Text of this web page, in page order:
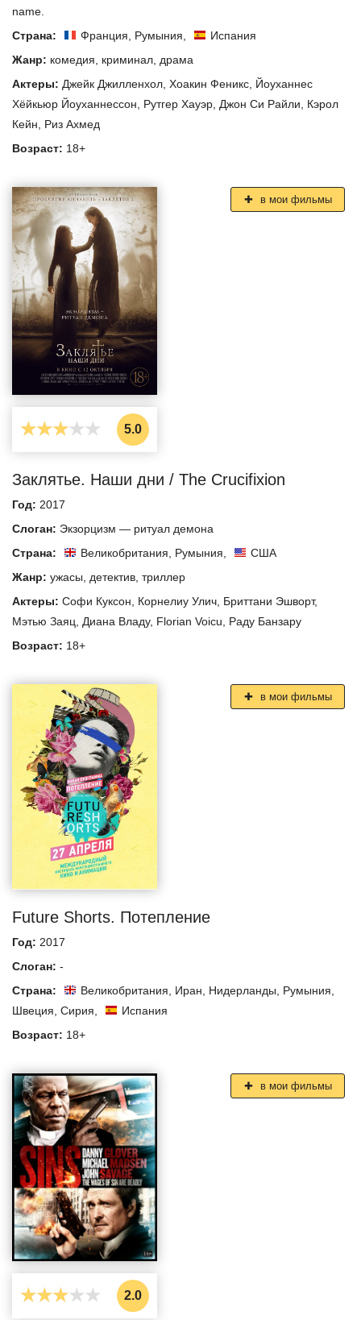
name.
Страна:
Франция Румыния
Испания
Жанр: комедия криминал драма
Актеры: Джейк Джилленхол Хоакин Феникс Йоуханнес
Хёйкьюр Йоуханнессон
Рутгер Хауэр Джон Си Райли
Кэрол
Кейн
Риз Ахмед
Возраст: 18+
5.0
Заклятье. Наши дни / The Crucifixion
Год: 2017
Слоган: Экзорцизм — ритуал демона
Страна:
Великобритания Румыния
США
Жанр: ужасы детектив триллер
Актеры: Софи Куксон Корнелиу Улич Бриттани Эшворт,
Мэтью Заяц
Диана Владу, Florian Voicu
Раду Банзару
Возраст: 18+
в мои фильмы
Future Shorts. Потепление
Год: 2017
Слоган: -
Страна:
Великобритания Иран Нидерланды Румыния
Швеция Сирия
Испания
Возраст: 18+
в мои фильмы
2.0
в мои фильмы